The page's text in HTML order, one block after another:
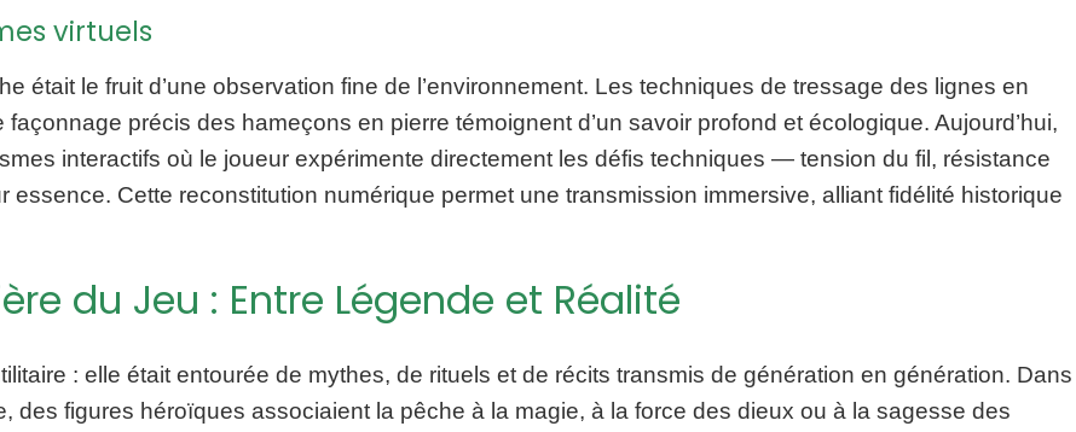
virtuels
était le fruit d’une observation fine de l’environnement. Les techniques de tressage des lignes en
précis des hameçons en pierre témoignent d’un savoir profond et écologique. Aujourd’hui,
interactifs où le joueur expérimente directement les défis techniques — tension du fil, résistance
Cette reconstitution numérique permet une transmission immersive, alliant fidélité historique
du Jeu : Entre Légende et Réalité
: elle était entourée de mythes, de rituels et de récits transmis de génération en génération. Dans
des figures héroïques associaient la pêche à la magie, à la force des dieux ou à la sagesse des